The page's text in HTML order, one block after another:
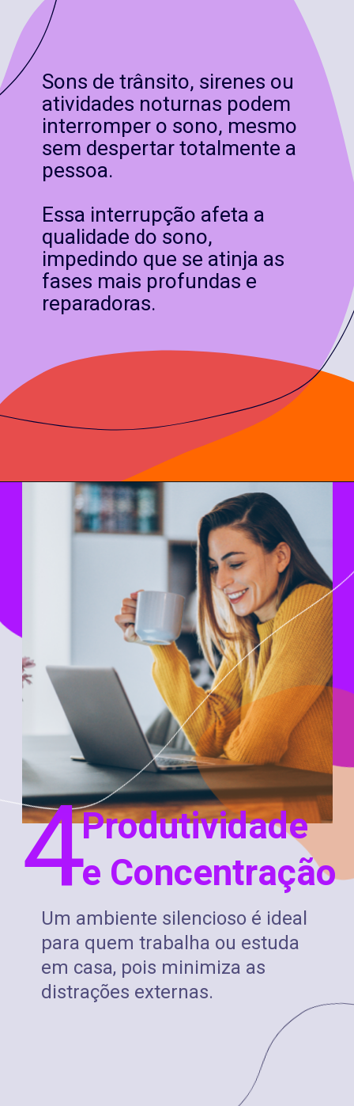
Sons de trânsito, sirenes ou
atividades noturnas podem
interromper o sono, mesmo
sem despertar totalmente a
pessoa.
Essa interrupção afeta a
qualidade do sono,
impedindo que se atinja as
fases mais profundas e
reparadoras.
Um ambiente silencioso é ideal
para quem trabalha ou estuda
em casa, pois minimiza as
distrações externas.
Produtividade
e Concentração
4